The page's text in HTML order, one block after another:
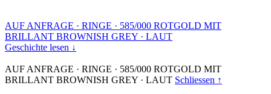
AUF ANFRAGE · RINGE · 585/000 ROTGOLD MIT
BRILLANT BROWNISH GREY · LAUT
Geschichte lesen ↓
AUF ANFRAGE · RINGE · 585/000 ROTGOLD MIT
BRILLANT BROWNISH GREY · LAUT Schliessen ↑